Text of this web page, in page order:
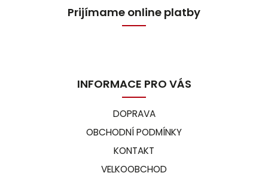
Prijímame online platby
INFORMACE PRO VÁS
DOPRAVA
OBCHODNÍ PODMÍNKY
KONTAKT
VELKOOBCHOD